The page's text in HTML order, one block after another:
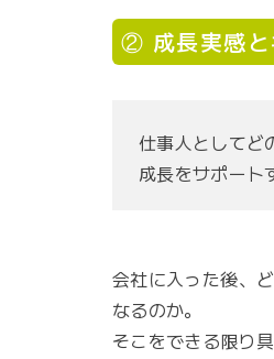
② 成長実感と
仕事人としてど
成長をサポート
会社に入った後、
なるのか。
そこをできる限り